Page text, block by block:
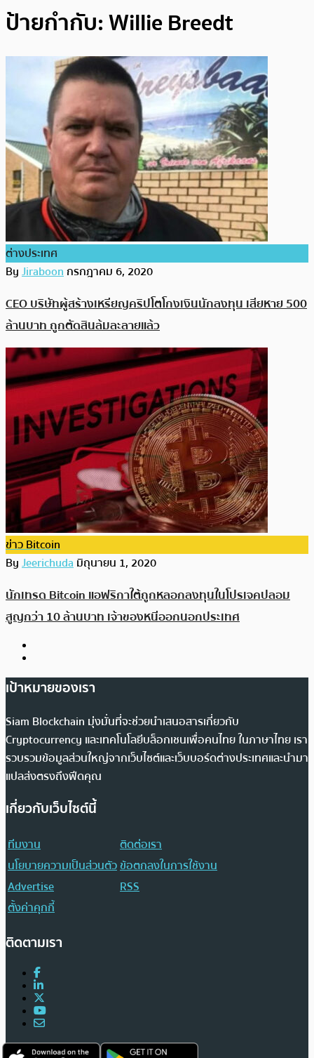
ป้ายกำกับ:Willie Breedt
ต่างประเทศ
ByJiraboonกรกฎาคม 6, 2020
CEO บริษัทผู้สร้างเหรียญคริปโตโกงเงินนักลงทุน เสียหาย 500
ล้านบาท ถูกตัดสินล้มละลายแล้ว
ข่าว Bitcoin
ByJeerichudaมิถุนายน 1, 2020
นักเทรด Bitcoin แอฟริกาใต้ถูกหลอกลงทุนในโปรเจคปลอม
สูญกว่า 10 ล้านบาท เจ้าของหนีออกนอกประเทศ
เป้าหมายของเรา
Siam Blockchain มุ่งมั่นที่จะช่วยนำเสนอสารเกี่ยวกับ
Cryptocurrency และเทคโนโลยีบล็อกเชนเพื่อคนไทย ในภาษาไทย เรา
รวบรวมข้อมูลส่วนใหญ่จากเว็บไซต์และเว็บบอร์ดต่างประเทศและนำมา
แปลส่งตรงถึงฟีดคุณ
เกี่ยวกับเว็บไซต์นี้
ทีมงาน
ติดต่อเรา
นโยบายความเป็นส่วนตัวข้อตกลงในการใช้งาน
Advertise
RSS
ตั้งค่าคุกกี้
ติดตามเรา